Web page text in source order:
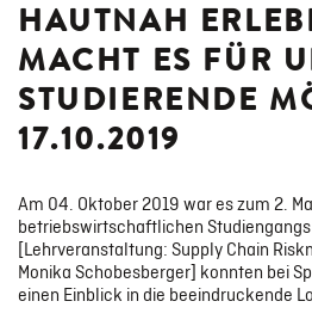
Partner
Digital Twins
Smart Logistics & Mobility
HAUTNAH
MACHT ES FÜR
STUDIERENDE
17.10.2019
Am 04. Oktober 2019 war es zum 2.
betriebswirtschaftlichen Studiengangs
[Lehrveranstaltung: Supply Chain
Monika Schobesberger] konnten bei
einen Einblick in die beeindruckende